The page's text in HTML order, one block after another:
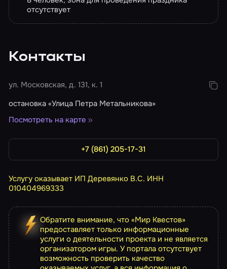
отсутствует
Контакты
ул. Московская, д. 131, к. 1
остановка «Улица Петра Метальникова»
Посмотреть на карте
+7 (861) 205-17-31
Услугу оказывает ИП Деревянко В.С. ИНН
010404969333
Обратите внимание, что «Мир Квестов»
предоставляет только информационные
услуги о деятельности проекта и не является
организатором игры. У портала отсутствует
возможность проверить качество